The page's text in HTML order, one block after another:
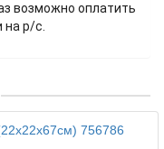
возможно оплатить
на р/с.